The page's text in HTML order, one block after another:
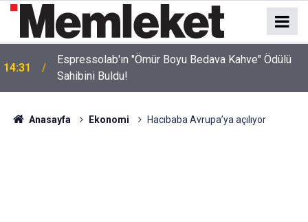
14:31
Espressolab'ın "Ömür Boyu Bedava Kahve" Ödülü
Sahibini Buldu!
Anasayfa Ekonomi Hacıbaba Avrupa’ya açılıyor